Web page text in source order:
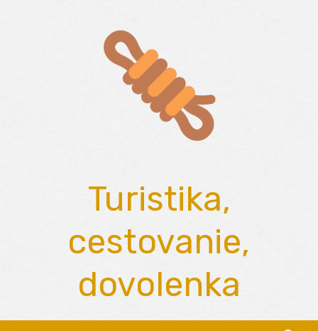
Turistika,
cestovanie,
dovolenka